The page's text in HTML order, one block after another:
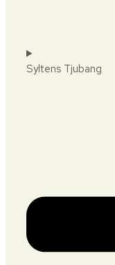
Syltens Tjubang